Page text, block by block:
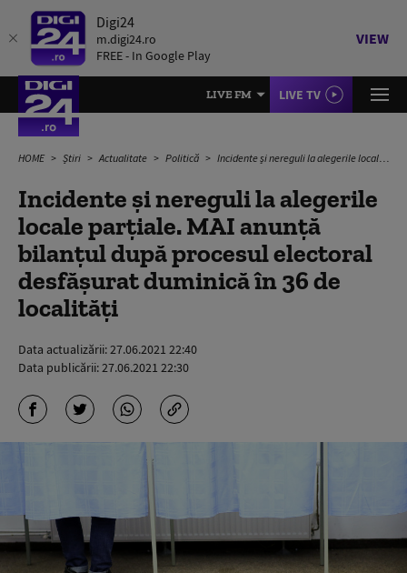
Digi24
m.digi24.ro
FREE - In Google Play
VIEW
LIVE FM LIVE TV
HOME Știri Actualitate Politică Incidente și nereguli la alegerile locale parțiale. MAI anunță bilanțul după procesul electoral desfășurat duminică în 36 de localități
Incidente și nereguli la alegerile
locale parțiale. MAI anunță
bilanțul după procesul electoral
desfășurat duminică în 36 de
localități
Data actualizării:27.06.2021 22:40
Data publicării:27.06.2021 22:30